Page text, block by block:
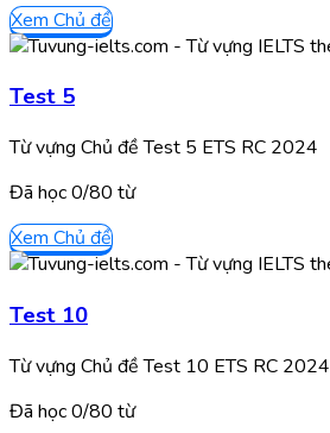
Xem Chủ đề
Test 5
Từ vựng Chủ đề Test 5 ETS RC 2024
Đã học0/80 từ
Xem Chủ đề
Test 10
Từ vựng Chủ đề Test 10 ETS RC 2024
Đã học0/80 từ